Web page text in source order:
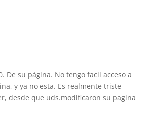
De su página. No tengo facil acceso a
y ya no esta. Es realmente triste
desde que uds.modificaron su pagina